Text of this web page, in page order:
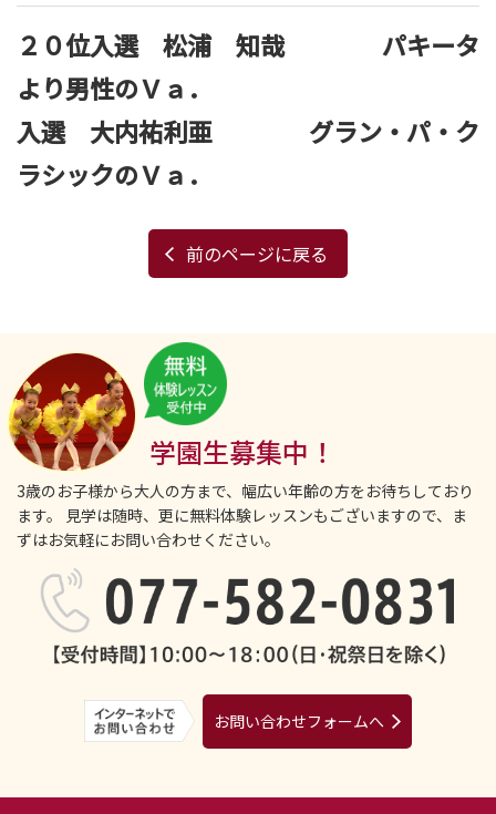
２０位入選 松浦 知哉 パキータ
より男性のＶａ．
入選 大内祐利亜 グラン・パ・ク
ラシックのＶａ．
前のページに戻る
学園生募集中！
3歳のお子様から大人の方まで、幅広い年齢の方をお待ちしており
ます。
見学は随時、更に無料体験レッスンもございますので、ま
ずはお気軽にお問い合わせください。
お問い合わせフォームへ